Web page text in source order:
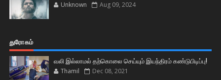
Unknown Aug 09, 2024
துரோகம்
வலி இல்லாமல் தற்கொலை செய்யும் இயந்திரம் கண்டுபிடிப்பு!
Thamil Dec 08, 2021